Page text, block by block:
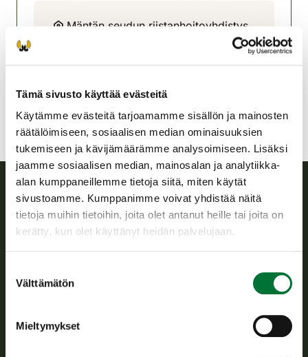
Tämä sivusto käyttää evästeitä
Käytämme evästeitä tarjoamamme sisällön ja mainosten
räätälöimiseen, sosiaalisen median ominaisuuksien
tukemiseen ja kävijämäärämme analysoimiseen. Lisäksi
jaamme sosiaalisen median, mainosalan ja analytiikka-
alan kumppaneillemme tietoja siitä, miten käytät
sivustoamme. Kumppanimme voivat yhdistää näitä
tietoja muihin tietoihin, joita olet antanut heille tai joita on
kerätty, kun olet käyttänyt heidän palvelujaan.
valinta
Välttämätön
Mieltymykset
Mäntän seudun riistanhoitoyhdistys
Suomen riistakeskus
toimeenpanosta sekä vastaa sille säädetyistä julkisista
hallintotehtävistä.